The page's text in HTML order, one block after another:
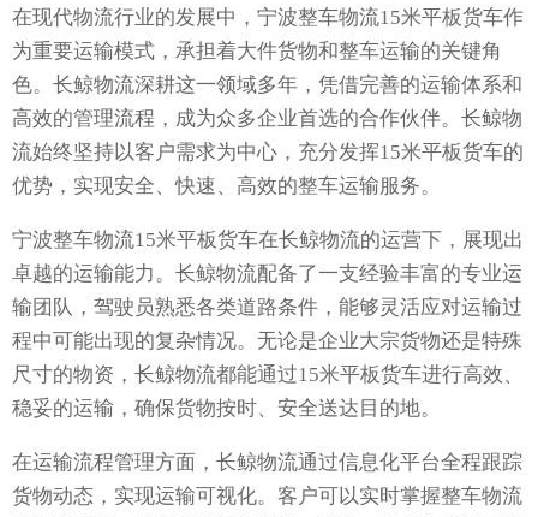
在现代物流行业的发展中，宁波整车物流15米平板货车作
为重要运输模式，承担着大件货物和整车运输的关键角
色。长鲸物流深耕这一领域多年，凭借完善的运输体系和
高效的管理流程，成为众多企业首选的合作伙伴。长鲸物
流始终坚持以客户需求为中心，充分发挥15米平板货车的
优势，实现安全、快速、高效的整车运输服务。
宁波整车物流15米平板货车在长鲸物流的运营下，展现出
卓越的运输能力。长鲸物流配备了一支经验丰富的专业运
输团队，驾驶员熟悉各类道路条件，能够灵活应对运输过
程中可能出现的复杂情况。无论是企业大宗货物还是特殊
尺寸的物资，长鲸物流都能通过15米平板货车进行高效、
稳妥的运输，确保货物按时、安全送达目的地。
在运输流程管理方面，长鲸物流通过信息化平台全程跟踪
货物动态，实现运输可视化。客户可以实时掌握整车物流